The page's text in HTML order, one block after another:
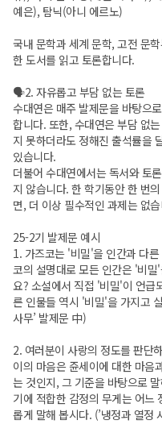
예은), 탐닉(아니 에르노)
국내 문학과 세계 문학, 고전 문
한 도서를 읽고 토론합니다.
🗣2. 자유롭고 부담 없는 토론
수대연은 매주 발제문을 바탕으
합니다. 또한, 수대연은 부담 없
지 못하더라도 정해진 출석률을
있습니다.
더불어 수대연에서는 독서와 토
지 않습니다. 한 학기동안 한 번
면, 더 이상 필수적인 과제는 없
25-2기 발제문 예시
1. 가즈코는 '비밀'을 인간과 다
코의 설명대로 모든 인간은 '비
요? 소설에서 직접 '비밀'이 언급
른 인물들 역시 '비밀'을 가지고
사무’ 발제문 中)
2. 여러분이 사랑의 정도를 판단
이의 마음은 쥰세이에 대한 마음
는 것인지, 그 기준을 바탕으로
기에 적합한 감정의 무게는 어느
롭게 말해 봅시다. (’냉정과 열정